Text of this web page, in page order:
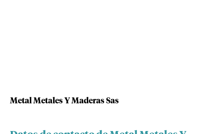
Metal Metales Y Maderas Sas